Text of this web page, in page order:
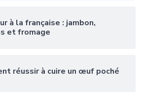
à la française : jambon,
et fromage
réussir à cuire un œuf poché